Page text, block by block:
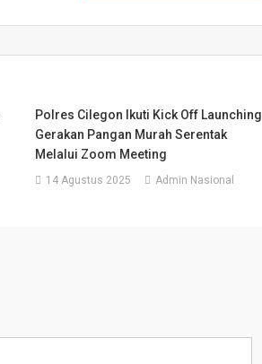
Polres Cilegon Ikuti Kick Off Launching
Gerakan Pangan Murah Serentak
Melalui Zoom Meeting
14 Agustus 2025 Admin Nasional